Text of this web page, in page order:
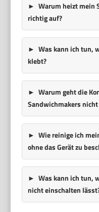
Warum heizt mein
richtig auf?
Was kann ich tun,
klebt?
Warum geht die
Sandwichmakers nicht
Wie reinige ich
ohne das Gerät zu
Was kann ich tun,
nicht einschalten